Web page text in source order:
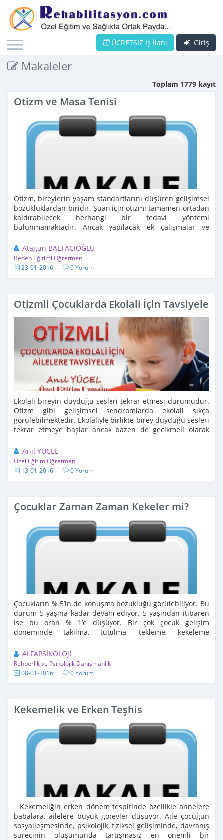
Giriş
ÜCRETSİZ İş İlanı
Makaleler
Toplam 1779 kayıt
Otizm ve Masa Tenisi
Otizm, bireylerin yaşam standartlarını düşüren gelişimsel
bozukluklardan biridir. Şuan için otizmi tamamen ortadan
kaldırabilecek herhangi bir tedavi yöntemi
bulunmamaktadır. Ancak yapılacak ek çalışmalar ve
Atagün BALTACIOĞLU
Beden Eğitimi Öğretmeni
23-01-2016 0 Yorum
Otizmli Çocuklarda Ekolali İçin Tavsiyeler?
Ekolali bireyin duyduğu sesleri tekrar etmesi durumudur.
Otizm gibi gelişimsel sendromlarda ekolali sıkça
görülebilmektedir. Ekolaliyle birlikte birey duyduğu sesleri
tekrar etmeye başlar ancak bazen de gecikmeli olarak
tekrar etme durumu ortaya çıkabilir. Örneğin ...
Anıl YÜCEL
Özel Eğitim Öğretmeni
13-01-2016 0 Yorum
Çocuklar Zaman Zaman Kekeler mi?
Çocukların % 5’in de konuşma bozukluğu görülebiliyor. Bu
durum 5 yaşına kadar devam ediyor. 5 yaşından itibaren
ise bu oran % 1’e düşüyor. Bir çok çocuk gelişim
döneminde takılma, tutulma, tekleme, kekeleme
ALFAPSİKOLOJİ
Rehberlik ve Psikolojik Danışmanlık
08-01-2016 0 Yorum
Kekemelik ve Erken Teşhis
Kekemeliğin erken dönem tespitinde özellikle annelere
babalara, ailelere büyük görevler düşüyor. Aile çocuğun
sosyalleşmesinde, psikolojik, fiziksel gelişiminde, davranış
sürecinin oluşumunda tartışmasız en önemli bir